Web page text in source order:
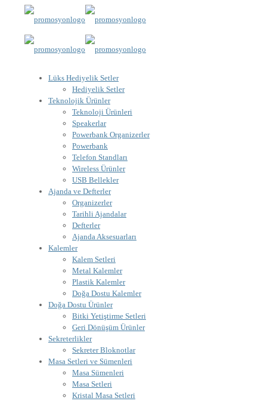
Lüks Hediyelik Setler
Hediyelik Setler
Teknolojik Ürünler
Teknoloji Ürünleri
Speakerlar
Powerbank Organizerler
Powerbank
Telefon Standları
Wireless Ürünler
USB Bellekler
Ajanda ve Defterler
Organizerler
Tarihli Ajandalar
Defterler
Ajanda Aksesuarları
Kalemler
Kalem Setleri
Metal Kalemler
Plastik Kalemler
Doğa Dostu Kalemler
Doğa Dostu Ürünler
Bitki Yetiştirme Setleri
Geri Dönüşüm Ürünler
Sekreterlikler
Sekreter Bloknotlar
Masa Setleri ve Sümenleri
Masa Sümenleri
Masa Setleri
Kristal Masa Setleri